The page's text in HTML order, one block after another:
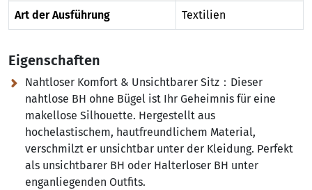
Art der Ausführung Textilien
Eigenschaften
Nahtloser Komfort & Unsichtbarer Sitz​：Dieser
nahtlose BH ohne Bügel​ ist Ihr Geheimnis für eine
makellose Silhouette. Hergestellt aus
hochelastischem, hautfreundlichem Material,
verschmilzt er unsichtbar unter der Kleidung. Perfekt
als unsichtbarer BH​ oder Halterloser BH​ unter
enganliegenden Outfits.